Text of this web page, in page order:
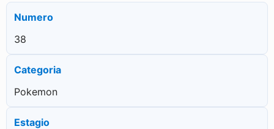
Numero
38
Categoria
Pokemon
Estagio